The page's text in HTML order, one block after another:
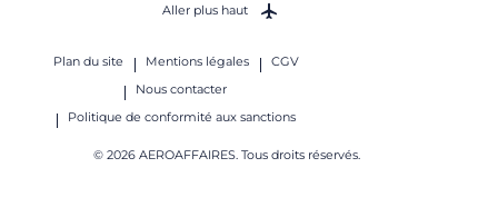
Plan du site Mentions légales
CGV
Nous contacter
Politique de conformité aux sanctions
© 2026 AEROAFFAIRES. Tous droits réservés.
Aller plus haut